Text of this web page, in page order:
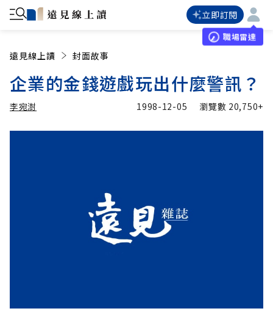
立即訂閱
職場雷達
遠見線上讀 封面故事
企業的金錢遊戲玩出什麼警訊？
李宛澍 1998-12-05 瀏覽數 20,750+